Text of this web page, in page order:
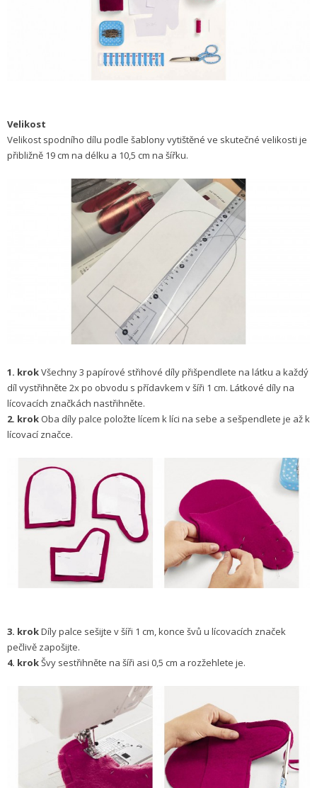
Velikost
Velikost spodního dílu podle šablony vytištěné ve skutečné velikosti je
přibližně 19 cm na délku a 10,5 cm na šířku.
1. krokVšechny 3 papírové střihové díly přišpendlete na látku a každý
díl vystřihněte 2x po obvodu s přídavkem v šíři 1 cm. Látkové díly na
lícovacích značkách nastřihněte.
2. krok Oba díly palce položte lícem k líci na sebe a sešpendlete je až k
lícovací značce.
3. krokDíly palce sešijte v šíři 1 cm, konce švů u lícovacích značek
pečlivě zapošijte.
4. krokŠvy sestřihněte na šíři asi 0,5 cm a rozžehlete je.